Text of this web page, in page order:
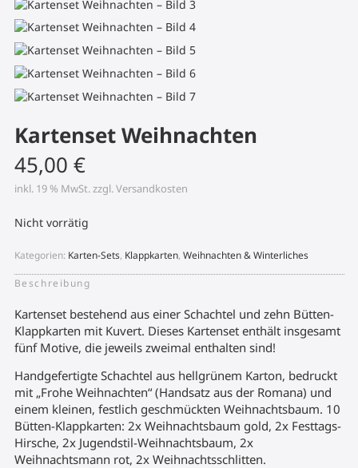
Kartenset Weihnachten
45,00 €
inkl. 19 % MwSt. zzgl. Versandkosten
Nicht vorrätig
Kategorien: Karten-Sets, Klappkarten, Weihnachten & Winterliches
Beschreibung
Kartenset bestehend aus einer Schachtel und zehn Bütten-
Klappkarten mit Kuvert. Dieses Kartenset enthält insgesamt
fünf Motive, die jeweils zweimal enthalten sind!
Handgefertigte Schachtel aus hellgrünem Karton, bedruckt
mit „Frohe Weihnachten“ (Handsatz aus der Romana) und
einem kleinen, festlich geschmückten Weihnachtsbaum. 10
Bütten-Klappkarten: 2x Weihnachtsbaum gold, 2x Festtags-
Hirsche, 2x Jugendstil-Weihnachtsbaum, 2x
Weihnachtsmann rot, 2x Weihnachtsschlitten.